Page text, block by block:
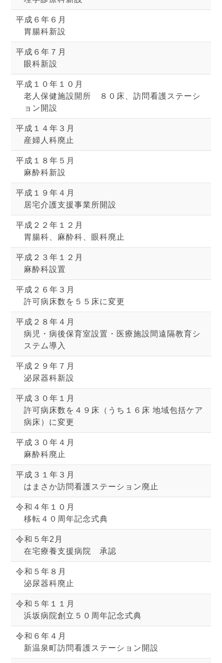
平成６年６月
胃腸科新設
平成６年７月
眼科新設
平成１０年１０月
老人保健施設開所 ８０床、訪問看護ステーシ
ョン開設
平成１４年３月
産婦人科廃止
平成１８年５月
麻酔科新設
平成１９年４月
居宅介護支援事業所開設
平成２２年１２月
胃腸科、麻酔科、眼科廃止
平成２３年１２月
麻酔科設置
平成２６年３月
許可病床数を５５床に変更
平成２８年４月
病児・病後保育室設置・医療施設間遠隔教育シ
ステム導入
平成２９年７月
泌尿器科新設
平成３０年１月
許可病床数を４９床（うち１６床 地域包括ケア
病床）に変更
平成３０年４月
麻酔科廃止
平成３１年３月
はまさか訪問看護ステーション廃止
令和４年１０月
移転４０周年記念式典
令和５年2月
在宅療養支援病院 承認
令和５年８月
泌尿器科廃止
令和５年１１月
浜坂病院創立５０周年記念式典
令和６年４月
新温泉町訪問看護ステーション開設